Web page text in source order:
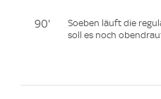
90'
Soeben läuft die
soll es noch